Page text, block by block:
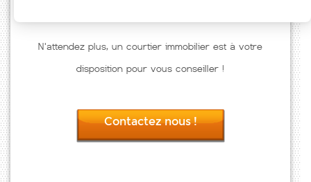
N'attendez plus, un courtier immobilier est à votre
disposition pour vous conseiller !
Contactez nous !